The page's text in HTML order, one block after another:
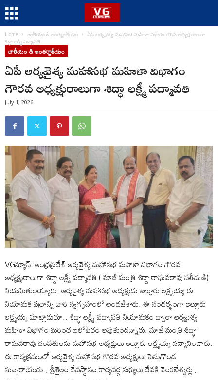
Home జాతీయం & అంతర్జాతీయం
ఏపీ ఆర్యవైశ్య మహాసభ మహిళా విభాగం గౌరవ అధ్యక్షురాలుగా
శిద్ధా లక్ష్మీ పద్మావతి
జాతీయం & అంతర్జాతీయం
ఏపీ ఆర్యవైశ్య మహాసభ మహిళా విభాగం
గౌరవ అధ్యక్షురాలుగా శిద్ధా లక్ష్మీ పద్మావతి
July 1, 2026
VGన్యూస్: ఆంధ్రప్రదేశ్ ఆర్యవైశ్య మహాసభ మహిళా విభాగం గౌరవ
అధ్యక్షురాలుగా శిద్ధా లక్ష్మీ పద్మావతి ( మాజీ మంత్రి శిద్ధా రాఘవరావు సతీమణి)
నియమితులయ్యారు. ఆర్యవైశ్య మహాసభ అధ్యక్షుడు ఇల్లూరు లక్ష్మయ్య ఈ
నియామక పత్రాన్ని వారి స్వగృహంలో అందజేశారు. ఈ సందర్భంగా ఇల్లూరు
లక్ష్మయ్య మాట్లాడుతూ.. శిద్ధా లక్ష్మీ పద్మావతి నియామకం ద్వారా ఆర్యవైశ్య
మహిళా విభాగం మరింత బలోపేతం అవుతుందన్నారు. మాజీ మంత్రి శిద్ధా
రాఘవరావు దంపతులను మహాసభ అధ్యక్షులు ఇల్లూరు లక్ష్మయ్య సన్మానించారు.
ఈ కార్యక్రమంలో ఆర్యవైశ్య మహాసభ గౌరవ అధ్యక్షులు పెనుగొండ
సుబ్బరాయుడు , శ్రీశైలం దేవస్థానం కార్యవర్గ సభ్యులు దేవకి వెంకటేశ్వర్లు ,